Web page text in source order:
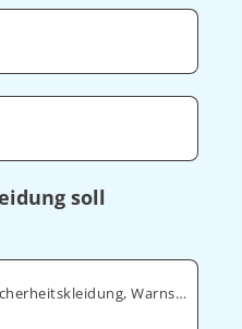
soll
Standard Arbeitskleidung, PSA Sicherheitskleidung, Warnschutz, ESD